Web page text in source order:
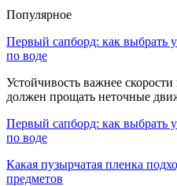
Популярное
Первый сапборд: как выбрать
по воде
Устойчивость важнее
должен прощать неточные
Первый сапборд: как выбрать
по воде
Какая пузырчатая пленка
предметов